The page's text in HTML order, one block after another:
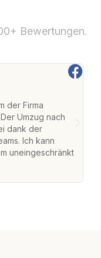
Bewertungen.
der Firma
Umzug nach
dank der
Ich kann
uneingeschränkt